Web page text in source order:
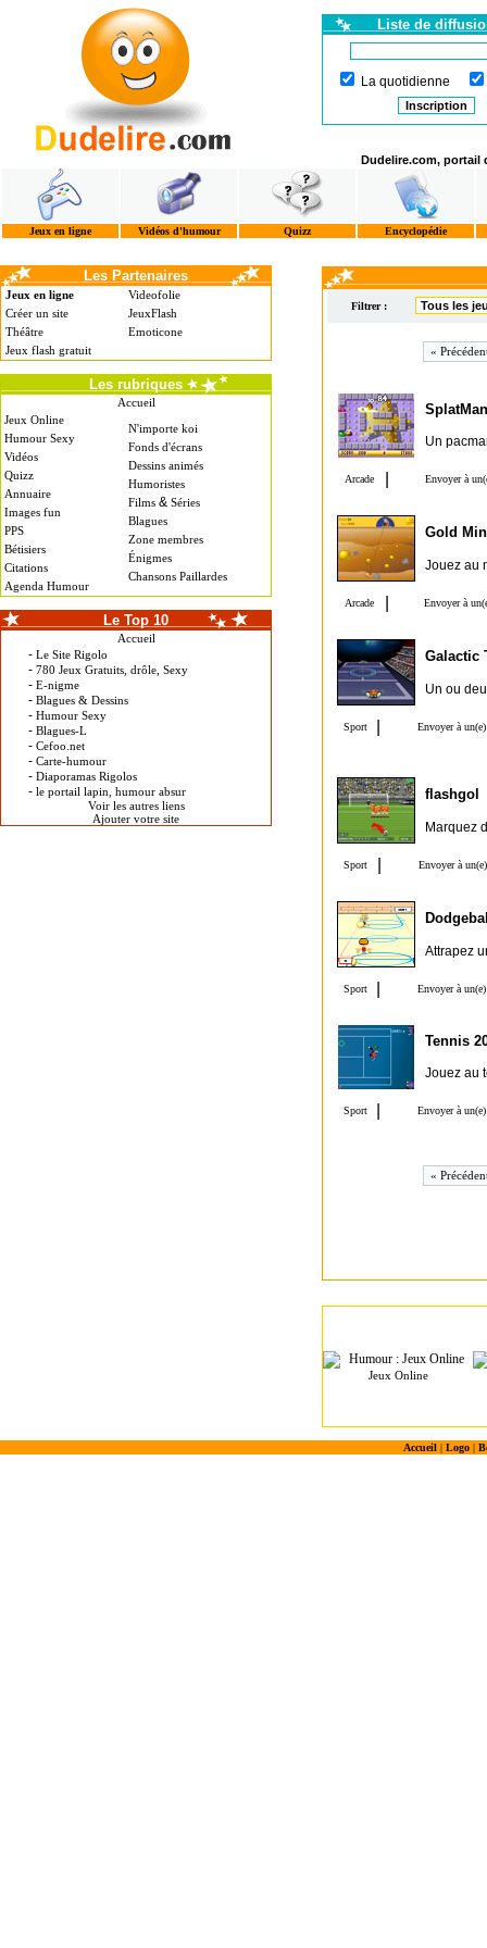
Liste de
La quotidienne
Dudelire.com, portail
Jeux en ligne Vidéos d'humour Quizz Encyclopédie
Les Partenaires
Jeux en ligne
Créer un site
Théâtre
Jeux flash gratuit
Videofolie
JeuxFlash
Emoticone
Les rubriques
Accueil
Jeux Online
Humour Sexy
Vidéos
Quizz
Annuaire
Images fun
PPS
Bétisiers
Citations
Agenda Humour
N'importe koi
Fonds d'écrans
Dessins animés
Humoristes
Films & Séries
Blagues
Zone membres
Énigmes
Chansons Paillardes
Le Top 10
Accueil
- Le Site Rigolo
- 780 Jeux Gratuits, drôle, Sexy
- E-nigme
- Blagues & Dessins
- Humour Sexy
- Blagues-L
- Cefoo.net
- Carte-humour
- Diaporamas Rigolos
- le portail lapin, humour absur
Voir les autres liens
Ajouter votre site
Filtrer :
«
SplatMan
Un
Gold
Jouez au
Galactic
Un ou
flashgol
Marquez
Attrapez
Tennis
Jouez au
«
Jeux Online
Accueil| Logo|